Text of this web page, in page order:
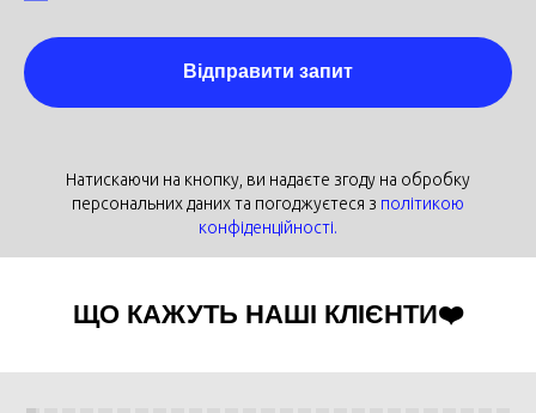
Відправити запит
Натискаючи на кнопку, ви надаєте згоду на обробку
персональних даних та погоджуєтеся з політикою
конфіденційності.
ЩО КАЖУТЬ НАШІ КЛІЄНТИ❤️